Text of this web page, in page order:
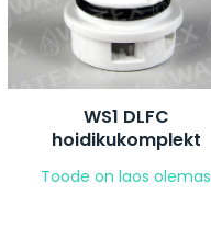
WS1 DLFC
hoidikukomplekt
Toode on laos olemas